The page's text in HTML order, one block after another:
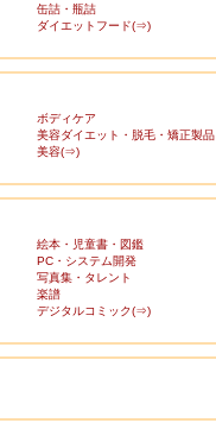
缶詰・瓶詰
ダイエットフード(⇒)
ボディケア
美容ダイエット・脱毛・矯正製品
美容(⇒)
絵本・児童書・図鑑
PC・システム開発
写真集・タレント
楽譜
デジタルコミック(⇒)